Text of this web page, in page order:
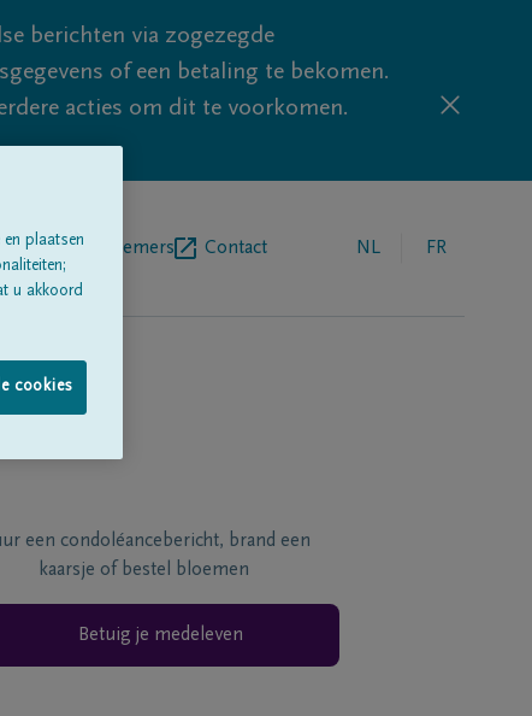
berichten via zogezegde
of een betaling te bekomen.
acties om dit te voorkomen.
Contact NL FR
een condoléancebericht, brand een
kaarsje of bestel bloemen
Betuig je medeleven
plaatsen
u akkoord
cookies